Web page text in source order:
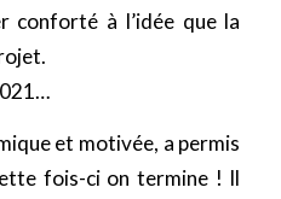
conforté à l’idée que la
et motivée, a permis
fois-ci on termine ! Il